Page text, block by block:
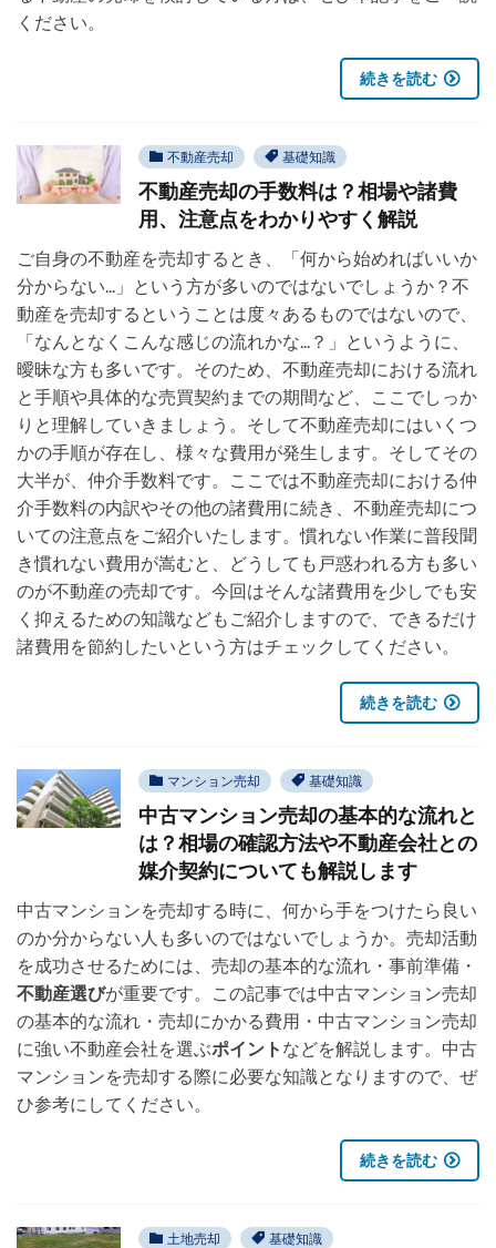
ください。
続きを読む
不動産売却 基礎知識
不動産売却の手数料は？相場や諸費
用、注意点をわかりやすく解説
ご自身の不動産を売却するとき、「何から始めればいいか
分からない...」という方が多いのではないでしょうか？不
動産を売却するということは度々あるものではないので、
「なんとなくこんな感じの流れかな...？」というように、
曖昧な方も多いです。そのため、不動産売却における流れ
と手順や具体的な売買契約までの期間など、ここでしっか
りと理解していきましょう。そして不動産売却にはいくつ
かの手順が存在し、様々な費用が発生します。そしてその
大半が、仲介手数料です。ここでは不動産売却における仲
介手数料の内訳やその他の諸費用に続き、不動産売却につ
いての注意点をご紹介いたします。慣れない作業に普段聞
き慣れない費用が嵩むと、どうしても戸惑われる方も多い
のが不動産の売却です。今回はそんな諸費用を少しでも安
く抑えるための知識などもご紹介しますので、できるだけ
諸費用を節約したいという方はチェックしてください。
続きを読む
マンション売却 基礎知識
中古マンション売却の基本的な流れと
は？相場の確認方法や不動産会社との
媒介契約についても解説します
中古マンションを売却する時に、何から手をつけたら良い
のか分からない人も多いのではないでしょうか。売却活動
を成功させるためには、売却の基本的な流れ・事前準備・
不動産選びが重要です。この記事では中古マンション売却
の基本的な流れ・売却にかかる費用・中古マンション売却
に強い不動産会社を選ぶポイント などを解説します。中古
マンションを売却する際に必要な知識となりますので、ぜ
ひ参考にしてください。
続きを読む
土地売却 基礎知識